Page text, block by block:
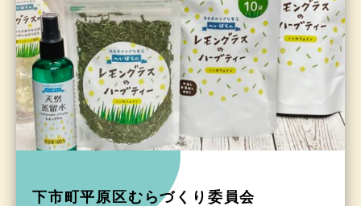
下市町平原区むらづくり委員会